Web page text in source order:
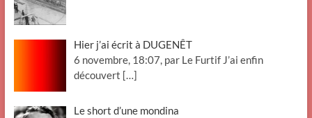
Hier j’ai écrit à DUGENÊT
6 novembre, 18:07, par Le Furtif J’ai enfin
découvert […]
Le short d’une mondina